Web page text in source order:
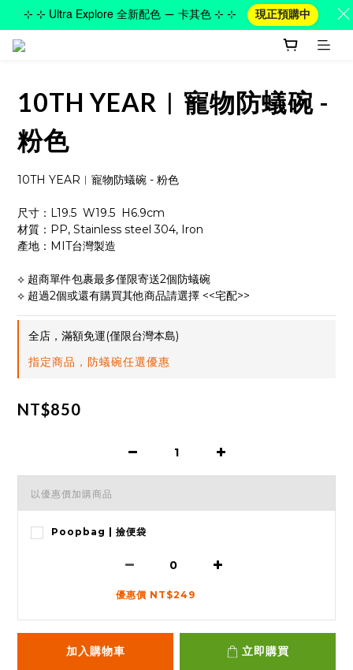
10TH YEAR︱寵物防蟻碗 -
粉色
10TH YEAR︱寵物防蟻碗 - 粉色
尺寸：L19.5  W19.5  H6.9cm
材質：PP, Stainless steel 304, Iron
產地：MIT台灣製造
⟡ 超商單件包裹最多僅限寄送2個防蟻碗
⟡ 超過2個或還有購買其他商品請選擇 <<宅配>>
全店，滿額免運(僅限台灣本島)
指定商品，防蟻碗任選優惠
NT$850
以優惠價加購商品
Poopbag | 撿便袋
優惠價 NT$249
加入購物車 立即購買
⊹ ⊹ Ultra Explore 全新配色 — 卡其色 ⊹ ⊹ 現正預購中